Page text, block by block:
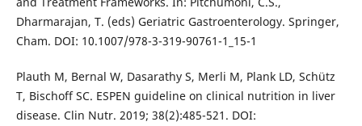
Dharmarajan, T. (eds) Geriatric Gastroenterology. Springer,
Cham. DOI: 10.1007/978-3-319-90761-1_15-1
Plauth M, Bernal W, Dasarathy S, Merli M, Plank LD, Schütz
T, Bischoff SC. ESPEN guideline on clinical nutrition in liver
disease. Clin Nutr. 2019; 38(2):485-521. DOI: